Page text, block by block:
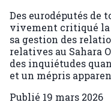
Des eurodéputés de
vivement critiqué la
sa gestion des
relatives au Sahara
des inquiétudes
et un mépris
Publié 19 mars 2026